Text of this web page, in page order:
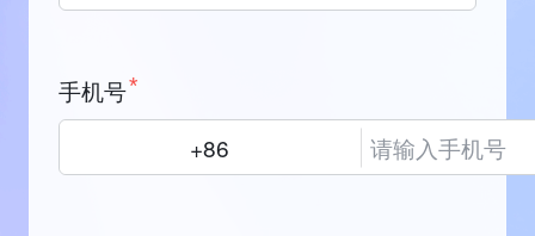
手机号*